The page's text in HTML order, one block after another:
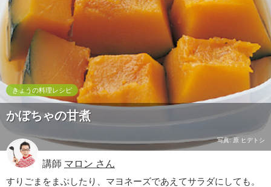
シ
ル
「
み
ん
な
き
ょ
う
料
きょうの料理レシピ
かぼちゃの甘煮
写真: 原 ヒデトシ
講師 マロン さん
すりごまをまぶしたり、マヨネーズであえてサラダにしても。